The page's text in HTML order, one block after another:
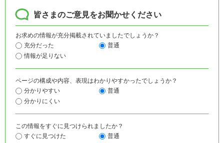
皆さまのご意見をお聞かせください
お求めの情報が充分掲載されていましたでしょうか？
充分だった
普通
情報が足りない
ページの構成や内容、表現はわかりやすかったでしょうか？
分かりやすい
普通
分かりにくい
この情報をすぐに見つけられましたか？
すぐに見つけた
普通